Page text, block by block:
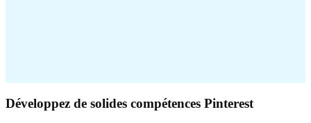
Développez de solides compétences Pinterest